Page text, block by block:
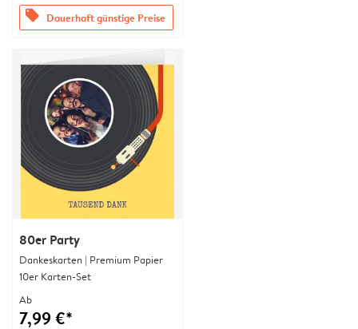
offers Dauerhaft günstige Preise
80er Party
Dankeskarten | Premium Papier
10er Karten-Set
Ab
7,99 €*